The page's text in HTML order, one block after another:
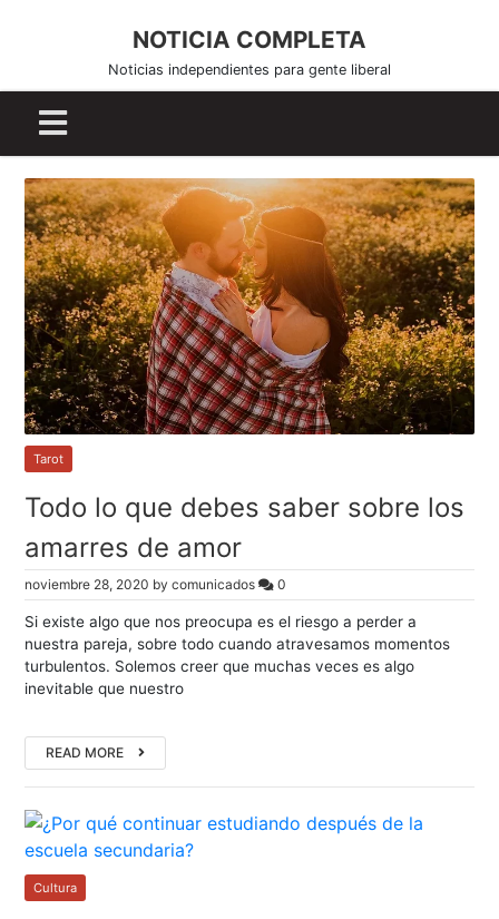
p
NOTICIA COMPLETA
Noticias independientes para gente liberal
Tarot
Todo lo que debes saber sobre los
amarres de amor
noviembre 28, 2020 bycomunicados 0
Si existe algo que nos preocupa es el riesgo a perder a
nuestra pareja, sobre todo cuando atravesamos momentos
turbulentos. Solemos creer que muchas veces es algo
inevitable que nuestro
READ MORE
Cultura